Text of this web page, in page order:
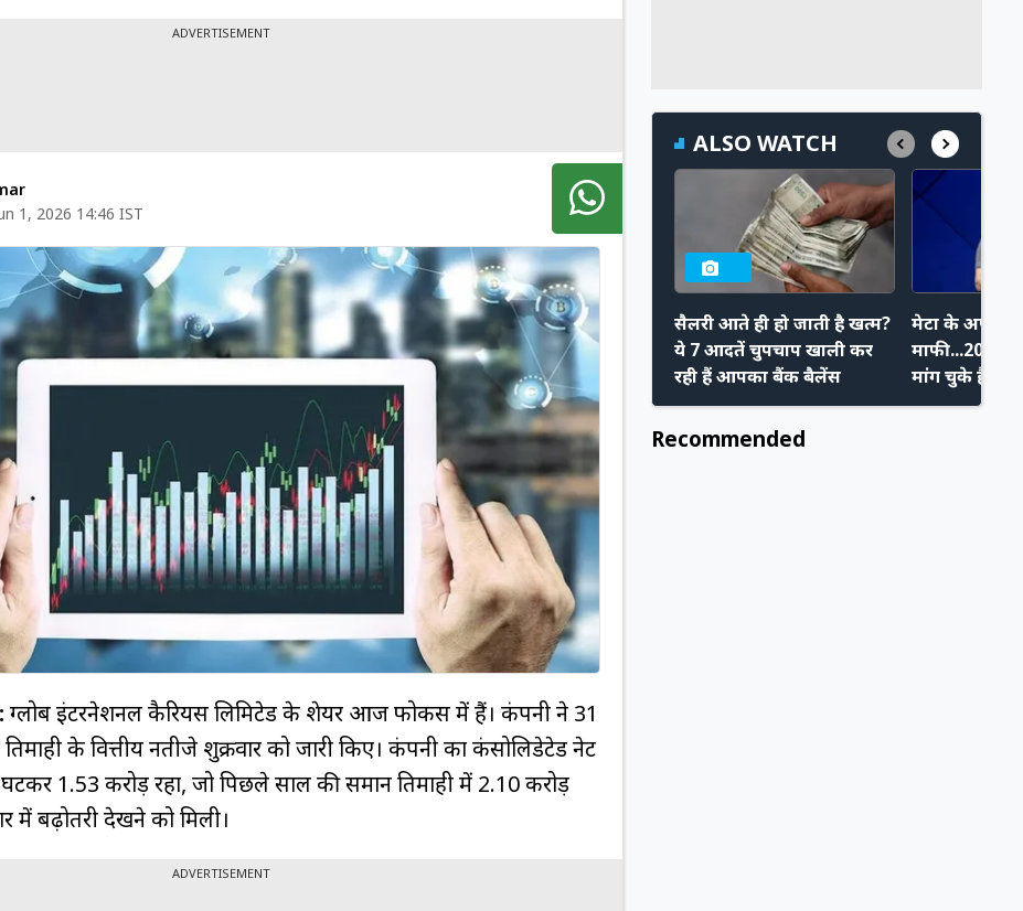
ADVERTISEMENT
1, 2026 14:46 IST
ग्लोब इंटरनेशनल कैरियर्स लिमिटेड के शेयर आज फोकस में हैं। कंपनी ने 31
के वित्तीय नतीजे शुक्रवार को जारी किए। कंपनी का कंसोलिडेटेड नेट
₹1.53 करोड़ रहा, जो पिछले साल की समान तिमाही में ₹2.10 करोड़
में बढ़ोतरी देखने को मिली।
ADVERTISEMENT
ALSO WATCH
सैलरी आते ही हो जाती है खत्म?
ये 7 आदतें चुपचाप खाली कर
रही हैं आपका बैंक बैलेंस
मेटा के
माफी...20
मांग चुके हैं
Zuckerberg,
Recommended